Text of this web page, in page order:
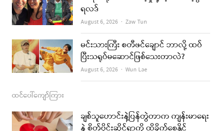
ရလဒ်
August 6, 2026 Author
Zaw Tun
မင်းသားကြီး စတီဖင်ချောင် ဘာလို့ ထပ်
ပြီးသရုပ်မဆောင်ဖြစ်သေးတာလဲ?
August 6, 2026 Author
Wun Lae
ထင်ပေါ်ကျော်ကြား
ချစ်သူဟောင်းနဲ့ပြန်တွဲတာက ကျန်းမာရေး
နဲ့ စိတ်ပိုင်းဆိုင်ရာကို ထိခိုက်စေနိုင်